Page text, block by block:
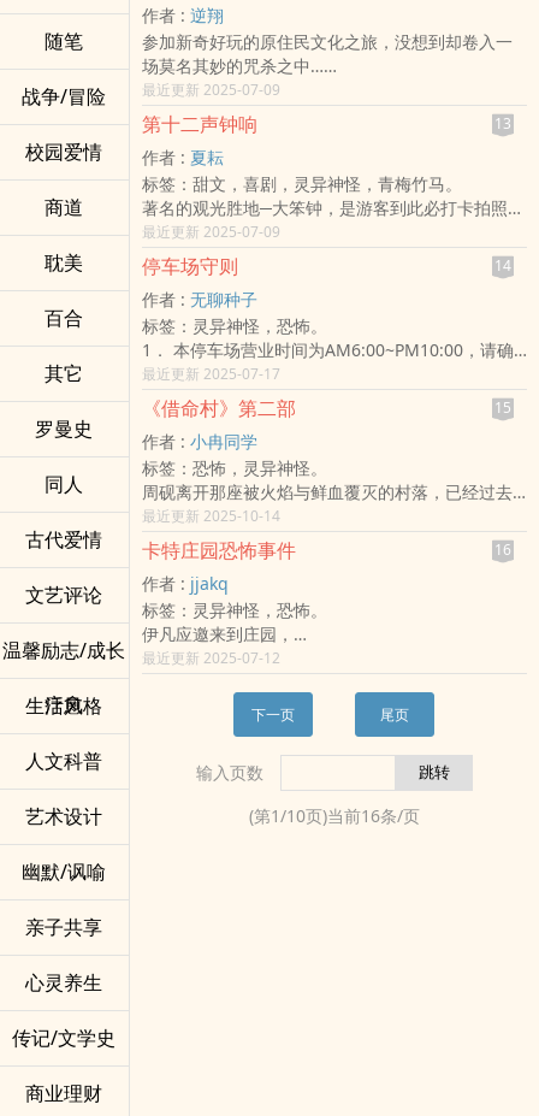
随笔
战争/冒险
校园爱情
商道
耽美
百合
其它
罗曼史
同人
古代爱情
文艺评论
温馨励志/成长
疗愈
生活风格
人文科普
艺术设计
幽默/讽喻
亲子共享
心灵养生
传记/文学史
商业理财
作者 : 逆翔
参加新奇好玩的原住民文化之旅，没想到却卷入一
场莫名其妙的咒杀之中……
最近更新 2025-07-09
第十二声钟响 13
作者 : 夏耘
标签：甜文，喜剧，灵异神怪，青梅竹马。
著名的观光胜地─大笨钟，是游客到此必打卡拍照的
景点，但在发生过命案后似乎已不再纯洁神圣，驻
留在这边的怨念何时才会消逝呢？
一个单纯天真的女大生蔡欣莹，在她的青梅竹马秦
凯文转学过来后的大学生活都改变了，自己原来低
调平淡的生活被打乱，但她却反而有点开心?在他们
俩也去过大笨钟后，似乎一切都不对劲了，难道最
近发生的怪事跟那件命案有关吗?母胎单身的蔡欣莹
桃花难道会随着秦凯文的到来绽放吗?
最近更新 2025-07-09
停车场守则 14
作者 : 无聊种子
标签：灵异神怪，恐怖。
1． 本停车场营业时间为AM6:00~PM10:00，请确
实遵守营业时间，十点过后请勿在停车场逗留。
2． 请确实遵守行车方向，切勿逆向行驶，并依照指
示停于正确停车格中，切勿乱停。
3． 十点过后停车场将会完全关闭，只留下管理人
员，其他活体生物请务必在十点前离开。
4． 若不幸被困于停车场中，请将车子停妥于停车格
内，打开大灯，留于车内，切勿下车，等待管理人
员到达。
5． 若不幸困于停车场内且找不到停车格，请遵循指
示方向持续开车，直到找到停车格停下或遇见管理
人员为止，请勿随意停车，或离开车子，记住车内
是最能保护你安全的地方。
6． 若在停车场内遇见任何不可能存在于停车场中的
事物，请勿下车查看，立即调头，重新依指示方向
（守则只到第六点，第七点以后是被人用黑色马克
笔写下，字迹凌乱，仍可辨识）
7． 在停车场中，不要相信任何不敢与你对视的人。
8． 看见停车场管理员，立刻离开车子，愈远愈好。
9． 不要相信任何人。
最近更新 2025-07-17
《借命村》第二部 15
作者 : 小冉同学
标签：恐怖，灵异神怪。
周砚离开那座被火焰与鲜血覆灭的村落，已经过去
三个月。
然而，他的脚步无论怎么走，都像是绕着某种无形
的圆。他试着搭车、走路、甚至翻过荒山，可最后
总会在夜色里，看到那条熟悉却诡异的石板路。
有时候他甚至怀疑自己根本没有离开过。
最近更新 2025-10-14
卡特庄园恐怖事件 16
作者 : jjakq
标签：灵异神怪，恐怖。
伊凡应邀来到庄园，
但是却接二连三发生奇怪事件，
究竟庄园里藏有什么秘密呢。
*恐怖、克苏鲁向、悬疑*
最近更新 2025-07-12
下一页 尾页
输入页数
(第1/10页)当前16条/页